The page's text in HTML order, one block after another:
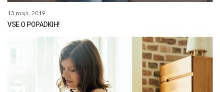
13 maja, 2019
VSE O POPADKIH!